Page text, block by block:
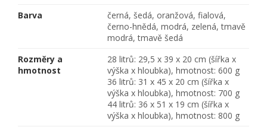
Barva
černá, šedá, oranžová, fialová,
černo-hnědá, modrá, zelená, tmavě
modrá, tmavě šedá
Rozměry a
hmotnost
28 litrů: 29,5 x 39 x 20 cm (šířka x
výška x hloubka), hmotnost: 600 g
36 litrů: 31 x 45 x 20 cm (šířka x
výška x hloubka), hmotnost: 700 g
44 litrů: 36 x 51 x 19 cm (šířka x
výška x hloubka), hmotnost: 800 g